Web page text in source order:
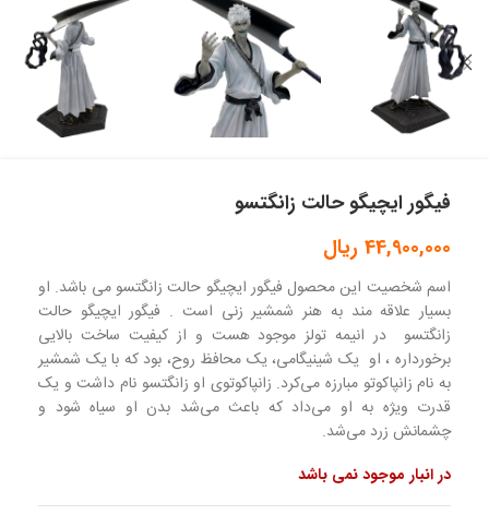
فیگور ایچیگو حالت زانگتسو
44,900,000 ریال
اسم شخصیت این محصول فیگور ایچیگو حالت زانگتسو می باشد. او
بسیار علاقه مند به هنر شمشیر زنی است . فیگور ایچیگو حالت
زانگتسو در انیمه تولز موجود هست و از کیفیت ساخت بالایی
برخورداره ، او یک شینیگامی، یک محافظ روح، بود که با یک شمشیر
به نام زانپاکوتو مبارزه می‌کرد. زانپاکوتوی او زانگتسو نام داشت و یک
قدرت ویژه به او می‌داد که باعث می‌شد بدن او سیاه شود و
چشمانش زرد می‌شد.
در انبار موجود نمی باشد